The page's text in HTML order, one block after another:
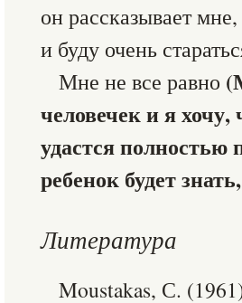
он рассказывает
и буду очень
Мне не все равно
человечек и я
удастся полностью
ребенок будет
Литература
Moustakas, С.